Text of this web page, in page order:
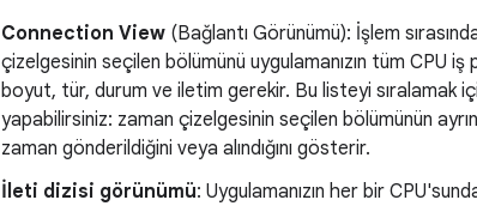
Connection View (Bağlantı Görünümü): İşlem
çizelgesinin seçilen bölümünü uygulamanızın tüm CPU
boyut, tür, durum ve iletim gerekir. Bu listeyi sıralamak
yapabilirsiniz: zaman çizelgesinin seçilen bölümünün
zaman gönderildiğini veya alındığını gösterir.
İleti dizisi görünümü: Uygulamanızın her bir